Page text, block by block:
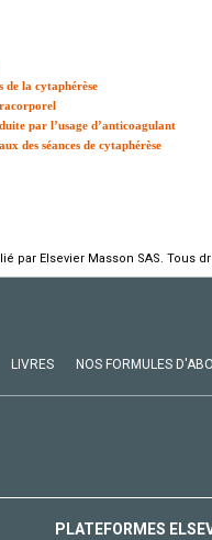
de la cytaphérèse
par l’usage d’anticoagulant
des séances de cytaphérèse
par Elsevier Masson SAS. Tous
LIVRES NOS FORMULES
PLATEFORMES